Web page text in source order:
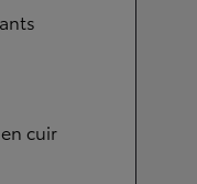
cuir